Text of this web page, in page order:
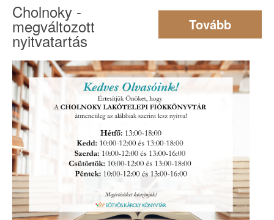
Tovább
Cholnoky -
megváltozott
nyitvatartás